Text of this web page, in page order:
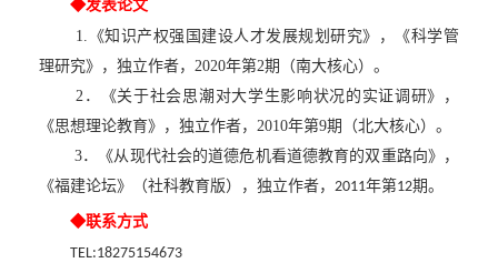
科研论文
科研著作
科研奖励
教学成果
本科生培养
博士后培养
进修访学
奖励资助
就业指导
青马榜样
社会实践
科研平台
研修平台
思政资源
经典著作
经典资源
院友之家
组织机构
院友动态
◆发表论文
1.《知识产权强国建设人才发展规划研究》，《科学管
理研究》，独立作者，2020年第2期（南大核心）。
2．
《关于社会思潮对大学生影响状况的实证调研》，
《思想理论教育》 ， 独立作者， 2010年第9期（北大核心）。
3．
《从现代社会的道德危机看道德教育的双重路向》，
《福建论坛》（社科教育版）
， 独立作者， 2011年第12期。
◆联系方式
TEL:18275154673